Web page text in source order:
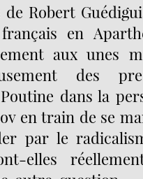
Robert
en
aux unes
des
dans la
en train de se
par le
elles